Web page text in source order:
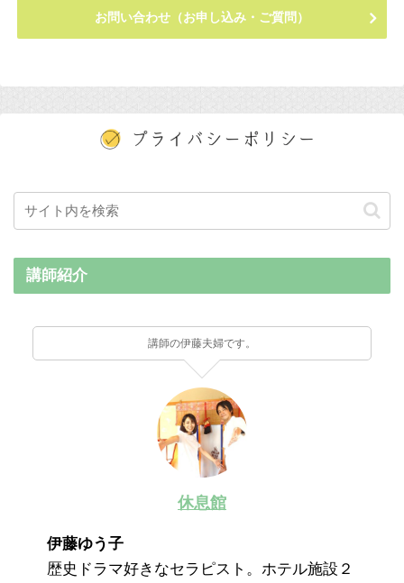
お問い合わせ（お申し込み・ご質問）
講師紹介
講師の伊藤夫婦です。
休息館
伊藤ゆう子
歴史ドラマ好きなセラピスト。ホテル施設２